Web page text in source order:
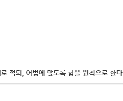
적되, 어법에 맞도록 함을 원칙으로 한다.